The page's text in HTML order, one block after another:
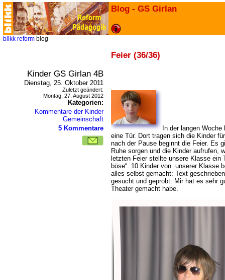
Blog - GS Girlan
blikk reform blog
Feier (36/36)
Kinder GS Girlan 4B
Dienstag, 25. Oktober 2011
Zuletzt geändert:
Montag, 27. August 2012
Kategorien:
Kommentare der Kinder
Gemeinschaft
5 Kommentare
In der langen
eine Tür. Dort tragen sich die Kinder
nach der Pause beginnt die Feier. Es
Ruhe sorgen und die Kinder aufrufen,
letzten Feier stellte unsere Klasse ein
böse“. 10 Kinder von unserer Klasse
alles selbst gemacht: Text
gesucht und geprobt. Mir hat es sehr
Theater gemacht habe.